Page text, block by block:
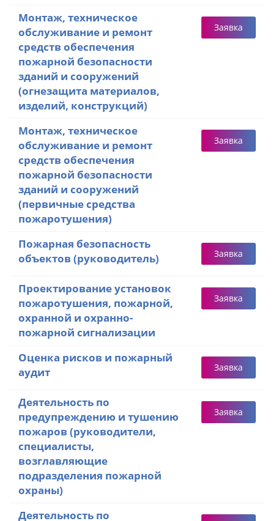
Монтаж, техническое
обслуживание и ремонт
средств обеспечения
пожарной безопасности
зданий и сооружений
(огнезащита материалов,
изделий, конструкций)
Заявка
Монтаж, техническое
обслуживание и ремонт
средств обеспечения
пожарной безопасности
зданий и сооружений
(первичные средства
пожаротушения)
Заявка
Пожарная безопасность
объектов (руководитель)
Заявка
Проектирование установок
пожаротушения, пожарной,
охранной и охранно-
пожарной сигнализации
Заявка
Оценка рисков и пожарный
аудит
Заявка
Деятельность по
предупреждению и тушению
пожаров (руководители,
специалисты,
возглавляющие
подразделения пожарной
охраны)
Заявка
Деятельность по